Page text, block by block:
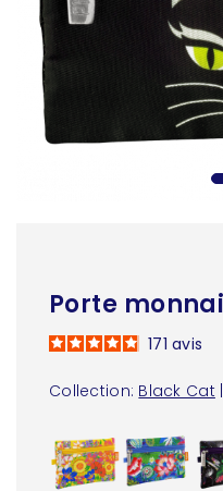
Porte
Collection: Black Cat
171avis